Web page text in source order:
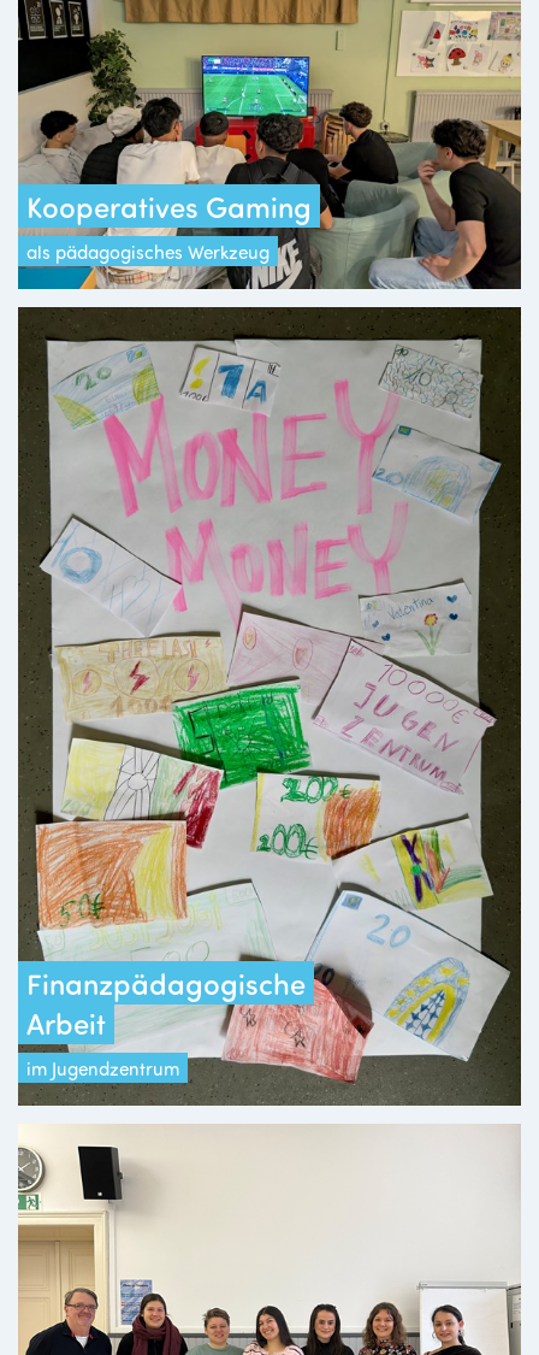
Kooperatives Gaming
als pädagogisches Werkzeug
Finanzpädagogische
Arbeit
im Jugendzentrum